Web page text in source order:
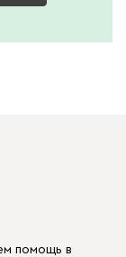
помощь в